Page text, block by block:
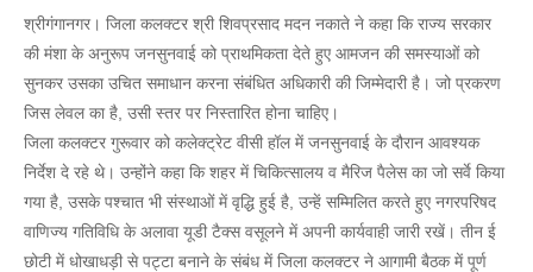
श्रीगंगानगर। जिला कलक्टर श्री शिवप्रसाद मदन नकाते ने कहा कि राज्य सरकार
की मंशा के अनुरूप जनसुनवाई को प्राथमिकता देते हुए आमजन की समस्याओं को
सुनकर उसका उचित समाधान करना संबंधित अधिकारी की जिम्मेदारी है। जो प्रकरण
जिस लेवल का है, उसी स्तर पर निस्तारित होना चाहिए।
जिला कलक्टर गुरूवार को कलेक्ट्रेट वीसी हाॅल में जनसुनवाई के दौरान आवश्यक
निर्देश दे रहे थे। उन्होंने कहा कि शहर में चिकित्सालय व मैरिज पैलेस का जो सर्वे किया
गया है, उसके पश्चात भी संस्थाओं में वृद्धि हुई है, उन्हें सम्मिलित करते हुए नगरपरिषद
वाणिज्य गतिविधि के अलावा यूडी टैक्स वसूलने में अपनी कार्यवाही जारी रखें। तीन ई
छोटी में धोखाधड़ी से पट्टा बनाने के संबंध में जिला कलक्टर ने आगामी बैठक में पूर्ण